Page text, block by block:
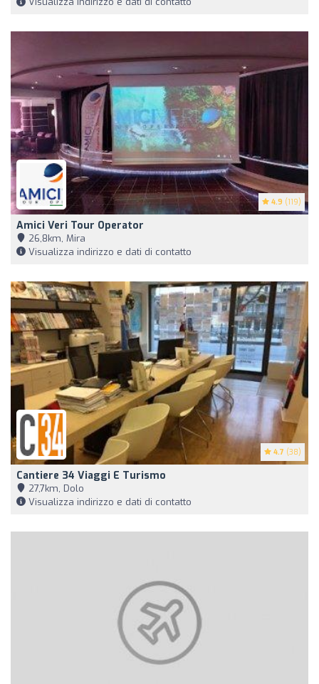
4.9 (119)
Amici Veri Tour Operator
26,8km, Mira
Visualizza indirizzo e dati di contatto
4.7 (38)
Cantiere 34 Viaggi E Turismo
27,7km, Dolo
Visualizza indirizzo e dati di contatto